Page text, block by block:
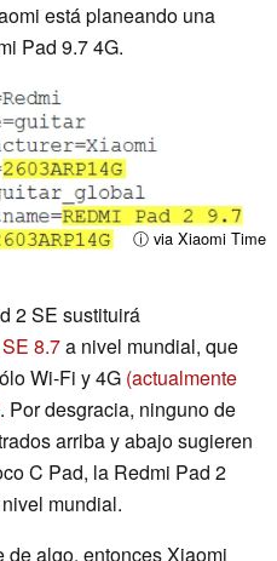
está planeando una
Pad 9.7 4G.
ⓘ via Xiaomi Time
2 SE sustituirá
8.7a nivel mundial, que
Wi-Fi y 4G (actualmente
. Por desgracia, ninguno de
arriba y abajo sugieren
C Pad, la Redmi Pad 2
mundial.
algo, entonces Xiaomi